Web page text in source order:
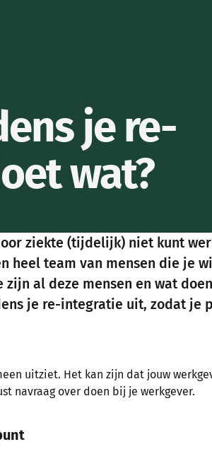
je re-
wat?
ziekte (tijdelijk) niet kunt
heel team van mensen die je
al deze mensen en wat
je re-integratie uit, zodat je
uitziet. Het kan zijn dat jouw
navraag over doen bij je werkgever.